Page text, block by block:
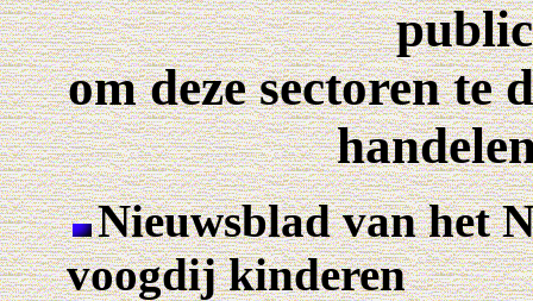
om deze sectoren te
Nieuwsblad van het
voogdij kinderen